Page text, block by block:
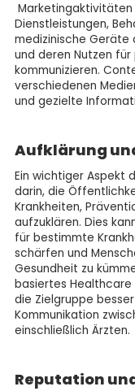
Dienstleistungen,
medizinische Geräte
und deren Nutzen
kommunizieren.
verschiedenen
und gezielte
Aufklärung
Ein wichtiger Aspekt
darin, die
Krankheiten,
aufzuklären. Dies
für bestimmte
schärfen und
Gesundheit zu
basiertes Healthcare
die Zielgruppe
Kommunikation
einschließlich Ärzten.
Reputation